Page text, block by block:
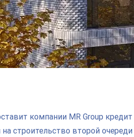
компании MR Group кредит
строительство второй очереди